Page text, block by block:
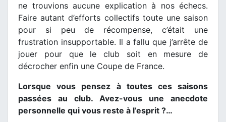
ne trouvions aucune explication à nos échecs.
Faire autant d’efforts collectifs toute une saison
pour si peu de récompense, c’était une
frustration insupportable. Il a fallu que j’arrête de
jouer pour que le club soit en mesure de
décrocher enfin une Coupe de France.
Lorsque vous pensez à toutes ces saisons
passées au club. Avez-vous une anecdote
personnelle qui vous reste à l’esprit ?…